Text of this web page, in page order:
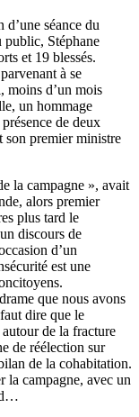
d’une séance du
public, Stéphane
et 19 blessés.
à se
moins d’un mois
un hommage
de deux
son premier ministre
la campagne », avait
alors premier
plus tard le
discours de
d’un
est une
que nous avons
dire que le
de la fracture
de réélection sur
de la cohabitation.
la campagne, avec un